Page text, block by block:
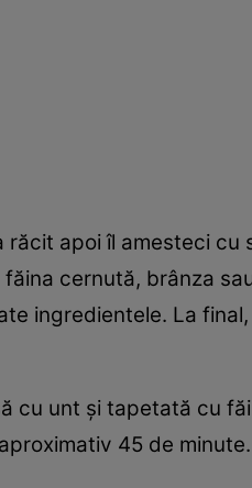
răcit apoi îl amesteci
cernută, brânza
ingredientele. La
cu unt și tapetată cu
45 de